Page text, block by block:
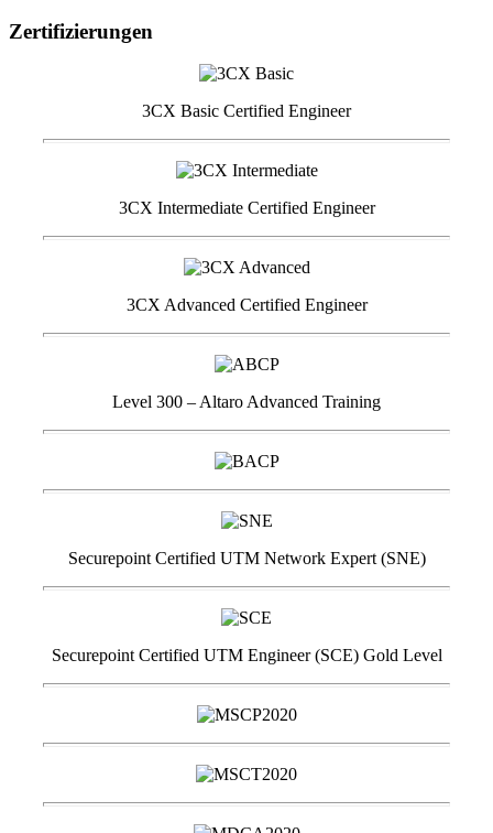
Zertifizierungen
3CX Basic Certified Engineer
3CX Intermediate Certified Engineer
3CX Advanced Certified Engineer
Level 300 – Altaro Advanced Training
Securepoint Certified UTM Network Expert (SNE)
Securepoint Certified UTM Engineer (SCE) Gold Level